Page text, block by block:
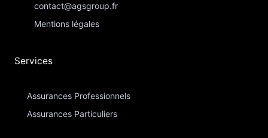
contact@agsgroup.fr
Mentions légales
Services
Assurances Professionnels
Assurances Particuliers​